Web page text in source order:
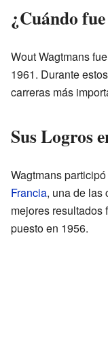
¿Cuándo
Wout Wagtmans
1961. Durante
carreras más
Sus Logros
Wagtmans
Francia, una de las
mejores resultados
puesto en 1956.